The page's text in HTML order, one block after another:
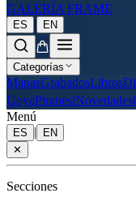
GALERÍA FRAME
ES | EN
Categorías
MapasGrabadosLibros
GoyaPiranesiNovedades
Menú
ES |
EN
✕
Secciones